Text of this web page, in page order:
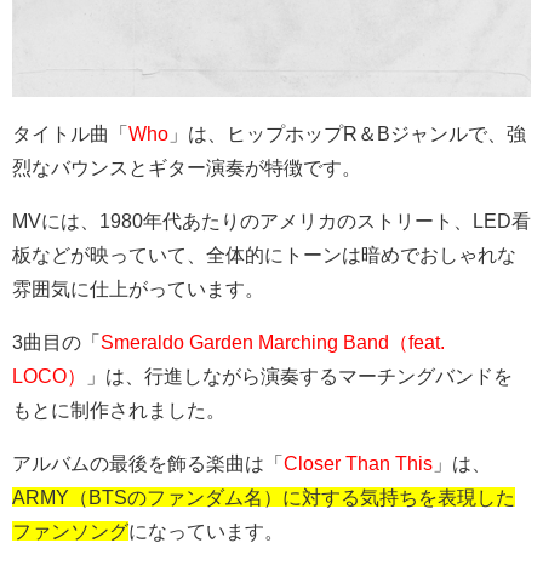
タイトル曲「 Who 」は、ヒップホップR ＆ Bジャンルで、強
烈なバウンスとギター演奏が特徴です。
MVには、 1980年代あたりのアメリカのストリート、 LED看
板などが映っていて、全体的にトーンは暗めでおしゃれな
雰囲気に仕上がっています。
3曲目の「 Smeraldo Garden Marching Band（feat.
LOCO）
」は、行進しながら演奏するマーチングバンドを
もとに制作されました。
アルバムの最後を飾る楽曲は「 Closer Than This 」は、
ARMY（BTSのファンダム名）に対する気持ちを表現した
ファンソングになっています。